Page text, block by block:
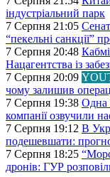
індустріальний парк
7 Серпня 21:05
“пекельні санкції”
7 Серпня 20:48
Нацагентства із
7 Серпня 20:09
чому залишив
7 Серпня 19:38 Одна
компанії озвучили
7 Серпня 19:12 В
подешевшати:
7 Серпня 18:25
дронів: ГУР